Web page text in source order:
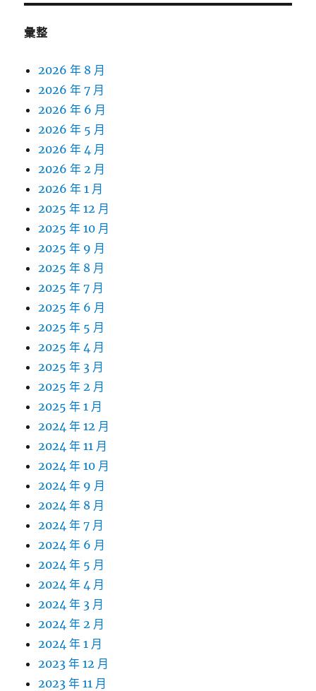
彙整
2026 年 8 月
2026 年 7 月
2026 年 6 月
2026 年 5 月
2026 年 4 月
2026 年 2 月
2026 年 1 月
2025 年 12 月
2025 年 10 月
2025 年 9 月
2025 年 8 月
2025 年 7 月
2025 年 6 月
2025 年 5 月
2025 年 4 月
2025 年 3 月
2025 年 2 月
2025 年 1 月
2024 年 12 月
2024 年 11 月
2024 年 10 月
2024 年 9 月
2024 年 8 月
2024 年 7 月
2024 年 6 月
2024 年 5 月
2024 年 4 月
2024 年 3 月
2024 年 2 月
2024 年 1 月
2023 年 12 月
2023 年 11 月